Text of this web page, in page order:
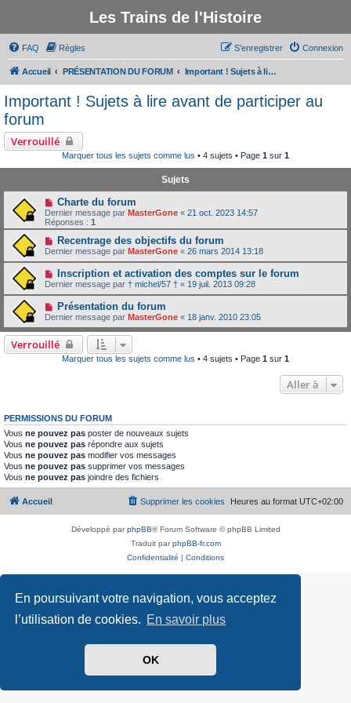
En poursuivant votre navigation, vous acceptez
l’utilisation de cookies. En savoir plus
OK
Les Trains de l'Histoire
FAQ Règles Connexion
S’enregistrer
Accueil PRÉSENTATION DU FORUM Important ! Sujets à lire avant de participer au forum
Important ! Sujets à lire avant de participer au
forum
Verrouillé
Marquer tous les sujets comme lus • 4 sujets • Page 1 sur 1
Sujets
Charte du forum
Dernier message par MasterGone « 21 oct. 2023 14:57
Réponses : 1
Recentrage des objectifs du forum
Dernier message par MasterGone « 26 mars 2014 13:18
Inscription et activation des comptes sur le forum
Dernier message par † michel/57 † « 19 juil. 2013 09:28
Présentation du forum
Dernier message par MasterGone « 18 janv. 2010 23:05
Verrouillé
Marquer tous les sujets comme lus • 4 sujets • Page 1 sur 1
Aller à
PERMISSIONS DU FORUM
Vous ne pouvez pas poster de nouveaux sujets
Vous ne pouvez pas répondre aux sujets
Vous ne pouvez pas modifier vos messages
Vous ne pouvez pas supprimer vos messages
Vous ne pouvez pas joindre des fichiers
Accueil Heures au format UTC+02:00
Supprimer les cookies
Développé parphpBB® Forum Software © phpBB Limited
Traduit parphpBB-fr.com
Confidentialité | Conditions